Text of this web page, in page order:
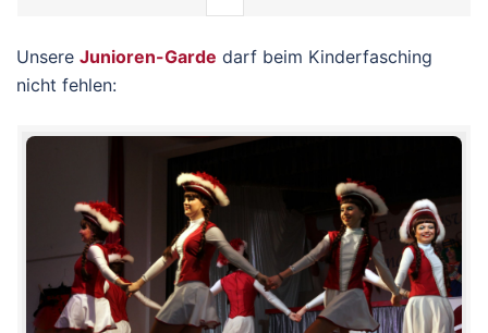
Unsere Junioren-Garde darf beim Kinderfasching
nicht fehlen: